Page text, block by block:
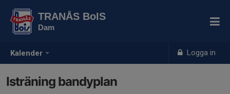
Kalender Logga in
TRANÅS BoIS
Dam
Isträning bandyplan